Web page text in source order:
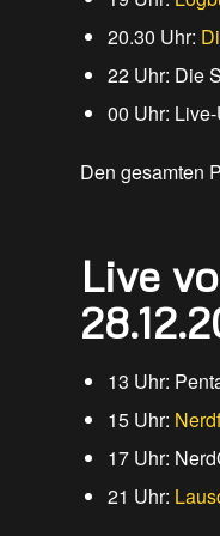
20.30 Uhr:
22 Uhr: Die
00 Uhr:
Den gesamten
Live
13 Uhr:
15 Uhr:
17 Uhr:
21 Uhr: